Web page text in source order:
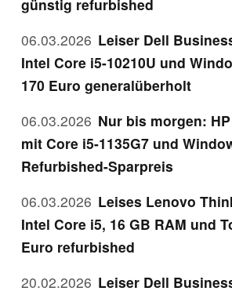
günstig refurbished
06.03.2026 Leiser Dell
Intel Core i5-10210U und
170 Euro generalüberholt
06.03.2026 Nur bis morgen:
mit Core i5-1135G7 und
Refurbished-Sparpreis
06.03.2026 Leises Lenovo
Intel Core i5, 16 GB RAM und
Euro refurbished
20.02.2026 Leiser Dell